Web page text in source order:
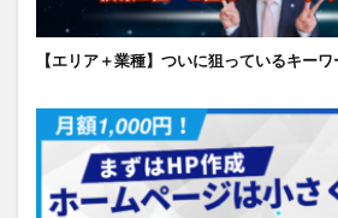
【エリア＋業種】ついに狙っているキーワ